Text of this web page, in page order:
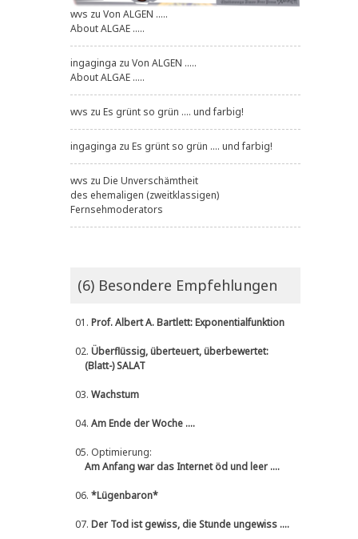
wvs zu Von ALGEN .....
About ALGAE .....
ingaginga zu Von ALGEN .....
About ALGAE .....
wvs zu Es grünt so grün .... und farbig!
ingaginga zu Es grünt so grün .... und farbig!
wvs zu Die Unverschämtheit
des ehemaligen (zweitklassigen)
Fernsehmoderators
(6) Besondere Empfehlungen
01. Prof. Albert A. Bartlett: Exponentialfunktion
02. Überflüssig, überteuert, überbewertet:
(Blatt-) SALAT
03. Wachstum
04. Am Ende der Woche ....
05. Optimierung:
Am Anfang war das Internet öd und leer ....
06. *Lügenbaron*
07. Der Tod ist gewiss, die Stunde ungewiss ....